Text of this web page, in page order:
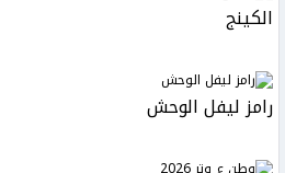
الكينج
رامز ليفل الوحش